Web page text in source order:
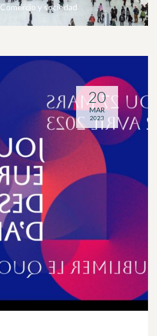
Comercio y sociedad
20
MAR
2023